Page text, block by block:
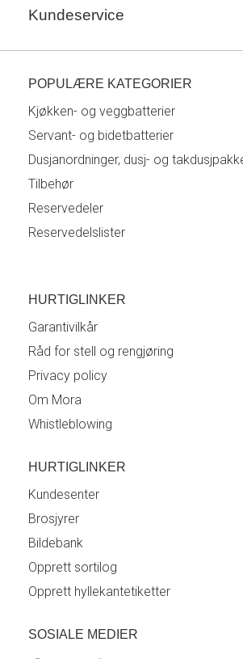
Kundeservice
POPULÆRE KATEGORIER
Kjøkken- og veggbatterier
Servant- og bidetbatterier
Dusjanordninger, dusj- og
Tilbehør
Reservedeler
Reservedelslister
HURTIGLINKER
Garantivilkår
Råd for stell og rengjøring
Privacy policy
Om Mora
Whistleblowing
HURTIGLINKER
Kundesenter
Brosjyrer
Bildebank
Opprett sortilog
Opprett hyllekantetiketter
SOSIALE MEDIER